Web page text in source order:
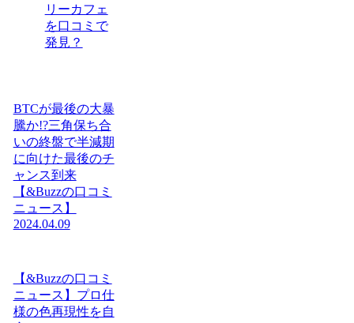
リーカフェ
を口コミで
発見？
BTCが最後の大暴
騰か!?三角保ち合
いの終盤で半減期
に向けた最後のチ
ャンス到来
【&Buzzの口コミ
ニュース】
2024.04.09
【&Buzzの口コミ
ニュース】プロ仕
様の色再現性を自